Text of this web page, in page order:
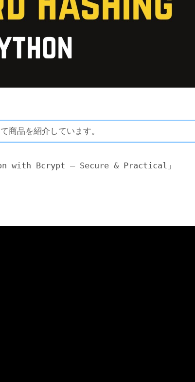
商品を紹介しています。
with Bcrypt – Secure & Practical」